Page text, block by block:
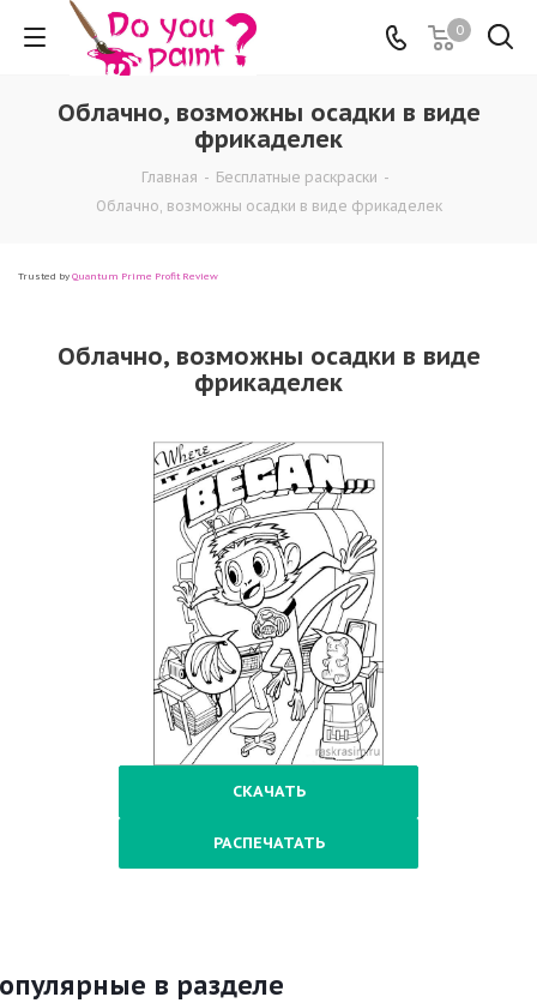
0
Облачно, возможны осадки в виде
фрикаделек
Главная - Бесплатные раскраски -
Облачно, возможны осадки в виде фрикаделек
Trusted by Quantum Prime Profit Review
Облачно, возможны осадки в виде
фрикаделек
СКАЧАТЬ
РАСПЕЧАТАТЬ
в разделе